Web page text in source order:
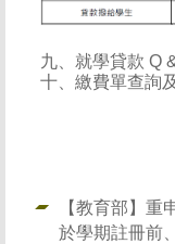
九、就學貸款 Q
十、 繳費單查詢
【教育部】重
於學期註冊前